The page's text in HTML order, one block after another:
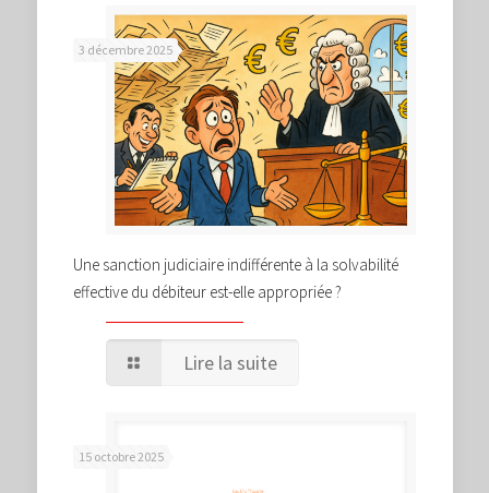
3 décembre 2025
Une sanction judiciaire indifférente à la solvabilité
effective du débiteur est-elle appropriée ?
Lire la suite
15 octobre 2025